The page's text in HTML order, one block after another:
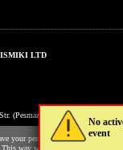
No
event
LTD
(Pesmazoglou Arc), Athens, Greece
your permission to store cookies
This way we and third parties